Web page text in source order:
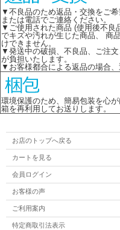
▼不良品のため返品・交換をご
または電話でご連絡ください。
▼ご使用された商品 (使用後不
でキズや汚れが生じた商品、 商
けできません。
▼発送中の破損、不良品、ご注
が負担いたします。
▼お客様都合による返品の場合、
環境保護のため、簡易包装を心
箱を再利用してお送りします。
お店のトップへ戻る
カートを見る
会員ログイン
お客様の声
ご利用案内
特定商取引法表示